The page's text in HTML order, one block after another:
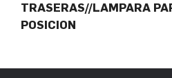
TRASERAS//LAMPARA
POSICION